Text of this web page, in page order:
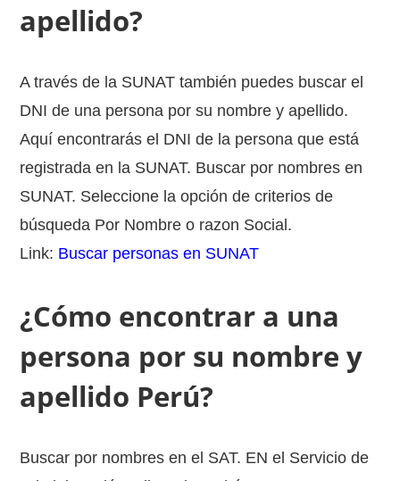
apellido?
A través de la SUNAT también puedes buscar el
DNI de una persona por su nombre y apellido.
Aquí encontrarás el DNI de la persona que está
registrada en la SUNAT. Buscar por nombres en
SUNAT. Seleccione la opción de criterios de
búsqueda Por Nombre o razon Social.
Link: Buscar personas en SUNAT
¿Cómo encontrar a una
persona por su nombre y
apellido Perú?
Buscar por nombres en el SAT. EN el Servicio de